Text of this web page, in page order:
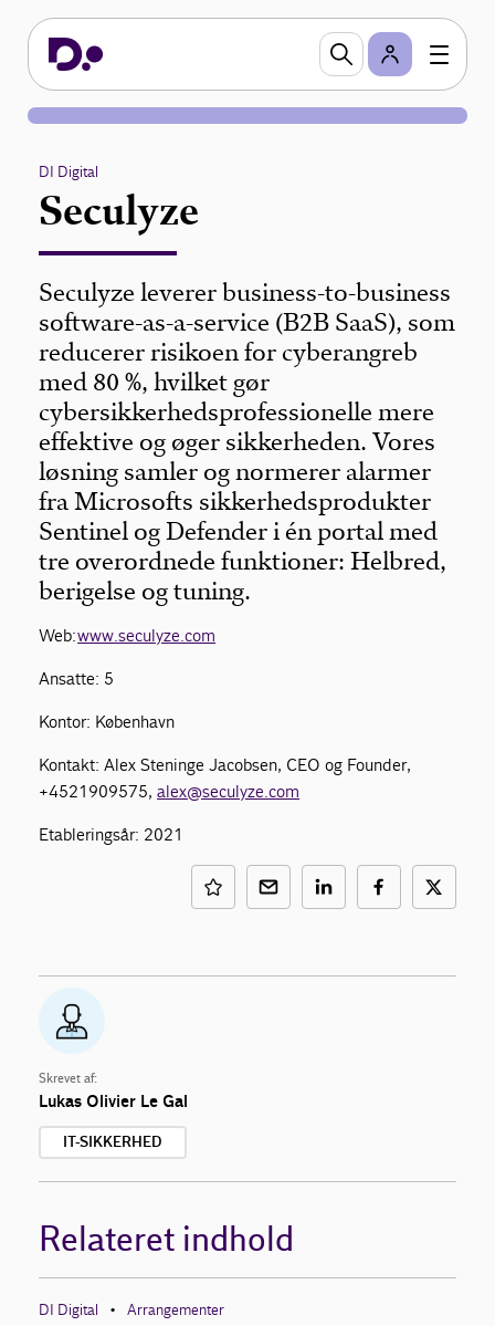
DI Digital
Seculyze
Seculyze leverer business-to-business
software-as-a-service (B2B SaaS), som
reducerer risikoen for cyberangreb
med 80 %, hvilket gør
cybersikkerhedsprofessionelle mere
effektive og øger sikkerheden. Vores
løsning samler og normerer alarmer
fra Microsofts sikkerhedsprodukter
Sentinel og Defender i én portal med
tre overordnede funktioner: Helbred,
berigelse og tuning.
Web:www.seculyze.com
Ansatte: 5
Kontor: København
Kontakt: Alex Steninge Jacobsen, CEO og Founder,
+4521909575,alex@seculyze.com
Etableringsår: 2021
Skrevet af:
Lukas Olivier Le Gal
IT-SIKKERHED
Relateret indhold
DI Digital • Arrangementer